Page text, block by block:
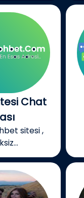
Chat
sitesi ,